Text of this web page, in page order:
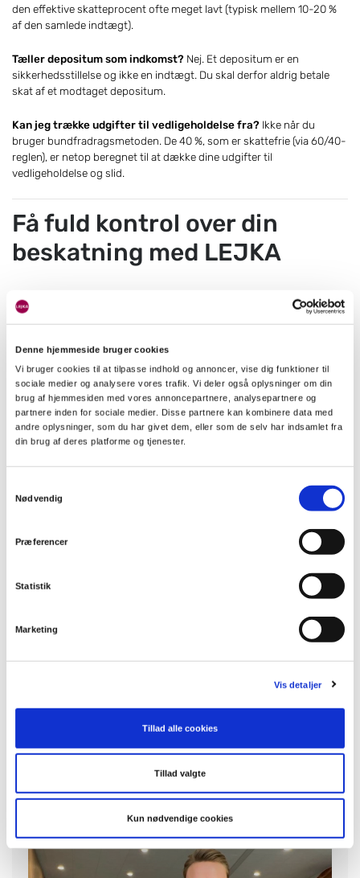
Denne hjemmeside bruger cookies
Vi bruger cookies til at tilpasse indhold og annoncer, vise dig funktioner til
sociale medier og analysere vores trafik. Vi deler også oplysninger om din
brug af hjemmesiden med vores annoncepartnere, analysepartnere og
partnere inden for sociale medier. Disse partnere kan kombinere data med
andre oplysninger, som du har givet dem, eller som de selv har indsamlet fra
din brug af deres platforme og tjenester.
Nødvendig
Præferencer
Statistik
Marketing
Vis detaljer
Tillad alle cookies
Tillad valgte
Kun nødvendige cookies
den effektive skatteprocent ofte meget lavt (typisk mellem 10-20 %
af den samlede indtægt).
Tæller depositum som indkomst? Nej. Et depositum er en
sikkerhedsstillelse og ikke en indtægt. Du skal derfor aldrig betale
skat af et modtaget depositum.
Kan jeg trække udgifter til vedligeholdelse fra? Ikke når du
bruger bundfradragsmetoden. De 40 %, som er skattefrie (via 60/40-
reglen), er netop beregnet til at dække dine udgifter til
vedligeholdelse og slid.
Få fuld kontrol over din
beskatning med LEJKA
Udlejning skal være profitabelt, ikke kompliceret. Ved at lade LEJKA
håndtere din indberetning får du:
Det højeste skattefrie fradrag (35.100 kr.)
Automatisk indberetning til SKAT via DAC7
Juridisk tryghed i din lejekontrakt
Hvad er de reglerne om
beskatning af værelse, hus,
Du kan finde en masse information på LEJKA om bundfradrag,
herunder kan du læse disse artikler:
Udlejning af Værelse:
Se hvordan du udlejer et værelse
Guide til bundfradrag for ejer- og
Regler for dig, der selv bor til leje.